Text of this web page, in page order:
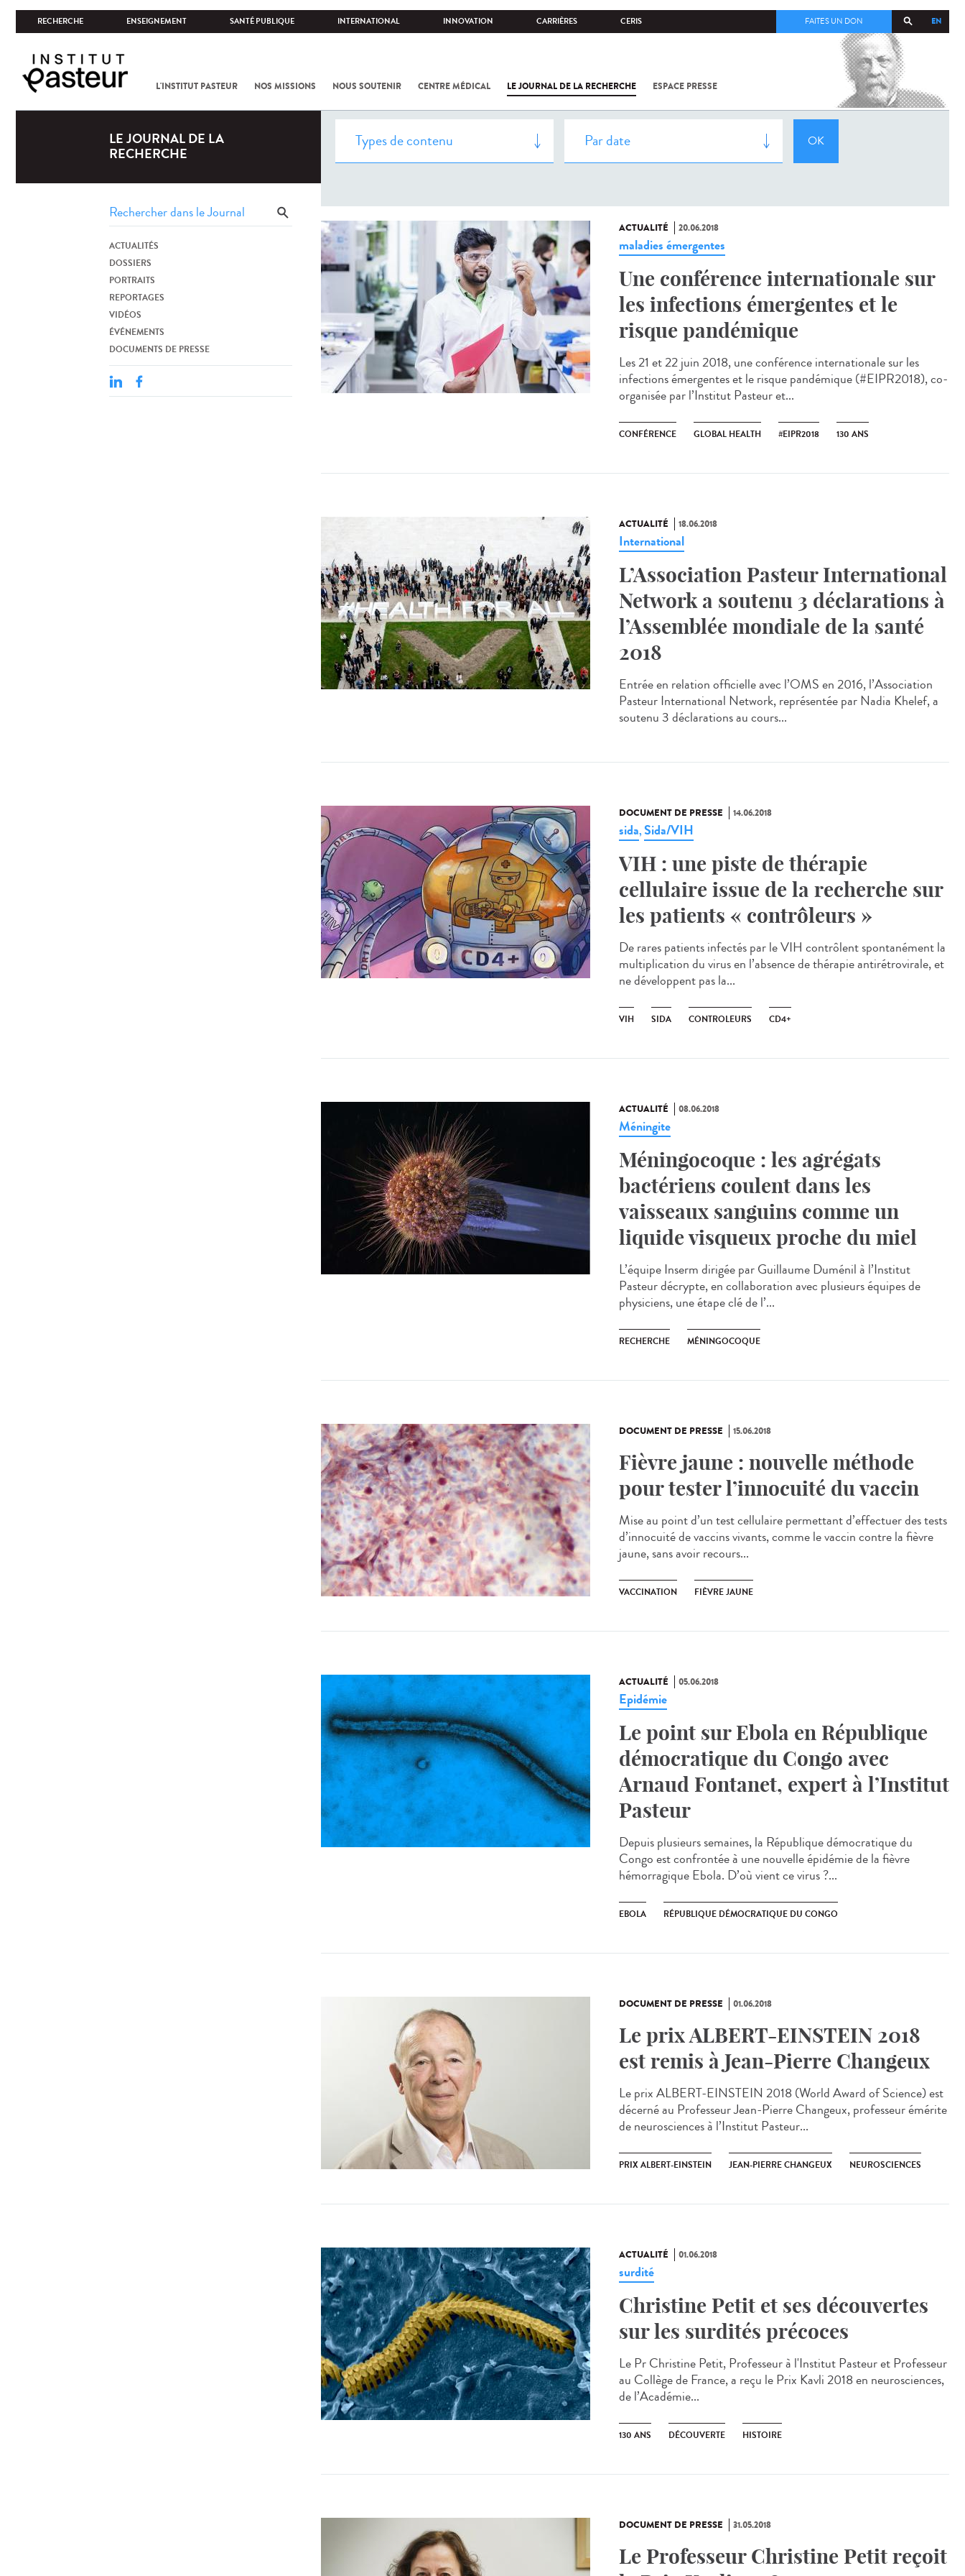
RECHERCHE ENSEIGNEMENT SANTÉ PUBLIQUE INTERNATIONAL INNOVATION CARRIÈRES CERIS EN
FAITES UN DON
L'INSTITUT PASTEUR NOS MISSIONS NOUS SOUTENIR CENTRE MÉDICAL LE JOURNAL DE LA RECHERCHE ESPACE PRESSE
COV-2 /
L'INSTITUT
PASTEUR
LE JOURNAL DE LA
RECHERCHE
ACTUALITÉS
DOSSIERS
PORTRAITS
REPORTAGES
VIDÉOS
ÉVÉNEMENTS
DOCUMENTS DE PRESSE
ACTUALITÉ 20.06.2018
maladies émergentes
Une conférence internationale sur
les infections émergentes et le
risque pandémique
Les 21 et 22 juin 2018, une conférence internationale sur les
infections émergentes et le risque pandémique (#EIPR2018), co-
organisée par l’Institut Pasteur et...
CONFÉRENCE GLOBAL HEALTH #EIPR2018 130 ANS
ACTUALITÉ 18.06.2018
International
L’Association Pasteur International
Network a soutenu 3 déclarations à
l’Assemblée mondiale de la santé
2018
Entrée en relation officielle avec l’OMS en 2016, l’Association
Pasteur International Network, représentée par Nadia Khelef, a
soutenu 3 déclarations au cours...
DOCUMENT DE PRESSE 14.06.2018
sida,Sida/VIH
VIH : une piste de thérapie
cellulaire issue de la recherche sur
les patients « contrôleurs »
De rares patients infectés par le VIH contrôlent spontanément la
multiplication du virus en l’absence de thérapie antirétrovirale, et
ne développent pas la...
VIH SIDA CONTROLEURS CD4+
ACTUALITÉ 08.06.2018
Méningite
Méningocoque : les agrégats
bactériens coulent dans les
vaisseaux sanguins comme un
liquide visqueux proche du miel
L’équipe Inserm dirigée par Guillaume Duménil à l’Institut
Pasteur décrypte, en collaboration avec plusieurs équipes de
physiciens, une étape clé de l’...
RECHERCHE MÉNINGOCOQUE
DOCUMENT DE PRESSE 15.06.2018
Fièvre jaune : nouvelle méthode
pour tester l’innocuité du vaccin
Mise au point d’un test cellulaire permettant d’effectuer des tests
d’innocuité de vaccins vivants, comme le vaccin contre la fièvre
jaune, sans avoir recours...
VACCINATION FIÈVRE JAUNE
ACTUALITÉ 05.06.2018
Epidémie
Le point sur Ebola en République
démocratique du Congo avec
Arnaud Fontanet, expert à l’Institut
Pasteur
Depuis plusieurs semaines, la République démocratique du
Congo est confrontée à une nouvelle épidémie de la fièvre
hémorragique Ebola. D’où vient ce virus ?...
EBOLA RÉPUBLIQUE DÉMOCRATIQUE DU CONGO
DOCUMENT DE PRESSE 01.06.2018
Le prix ALBERT-EINSTEIN 2018
est remis à Jean-Pierre Changeux
Le prix ALBERT-EINSTEIN 2018 (World Award of Science) est
décerné au Professeur Jean-Pierre Changeux, professeur émérite
de neurosciences à l’Institut Pasteur...
PRIX ALBERT-EINSTEIN JEAN-PIERRE CHANGEUX NEUROSCIENCES
ACTUALITÉ 01.06.2018
surdité
Christine Petit et ses découvertes
sur les surdités précoces
Le Pr Christine Petit, Professeur à l'Institut Pasteur et Professeur
au Collège de France, a reçu le Prix Kavli 2018 en neurosciences,
de l’Académie...
130 ANS DÉCOUVERTE HISTOIRE
DOCUMENT DE PRESSE 31.05.2018
Le Professeur Christine Petit reçoit